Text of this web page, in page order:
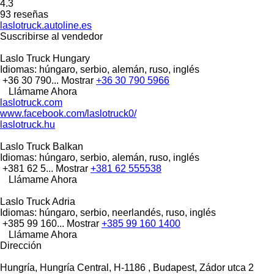
4.3
93 reseñas
laslotruck.autoline.es
Suscribirse al vendedor
Laslo Truck Hungary
Idiomas: húngaro, serbio, alemán, ruso, inglés
+36 30 790... Mostrar +36 30 790 5966
Llámame Ahora
laslotruck.com
www.facebook.com/laslotruck0/
laslotruck.hu
Laslo Truck Balkan
Idiomas: húngaro, serbio, alemán, ruso, inglés
+381 62 5... Mostrar +381 62 555538
Llámame Ahora
Laslo Truck Adria
Idiomas: húngaro, serbio, neerlandés, ruso, inglés
+385 99 160... Mostrar +385 99 160 1400
Llámame Ahora
Dirección
Hungría, Hungría Central, H-1186 , Budapest, Zádor utca 2